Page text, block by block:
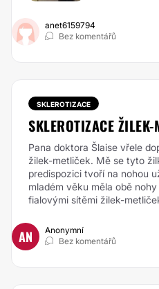
anet6159794
Bez komentářů
SKLEROTIZACE
SKLEROTIZACE ŽILEK-
Pana doktora Šlaise vřele
žilek-metliček. Mě se tyto
predispozici tvoří na nohou
mladém věku měla obě
fialovými sítěmi žilek-
AN
Anonymní
Bez komentářů